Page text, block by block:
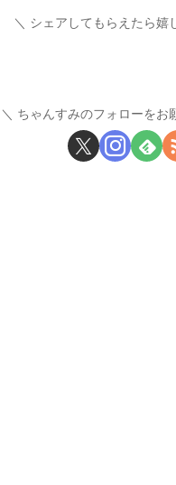
シェアしてもらえたら嬉
ちゃんすみのフォローをお